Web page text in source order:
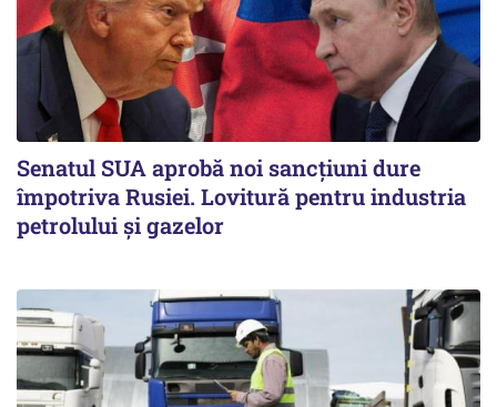
Senatul SUA aprobă noi sancțiuni dure
împotriva Rusiei. Lovitură pentru industria
petrolului și gazelor